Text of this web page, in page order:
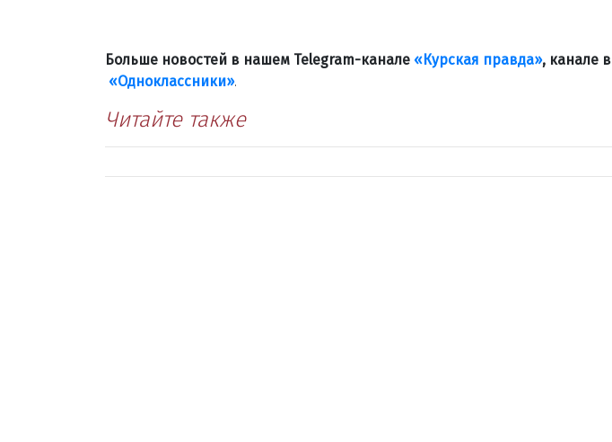
Больше новостей в нашем Telegram-канале «Курская правда», канале в
«Одноклассники».
Читайте также